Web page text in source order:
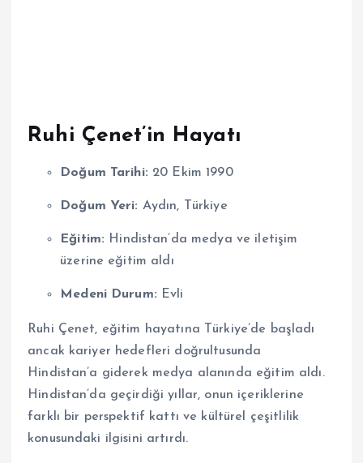
Ruhi Çenet’in Hayatı
Doğum Tarihi: 20 Ekim 1990
Doğum Yeri: Aydın, Türkiye
Eğitim: Hindistan’da medya ve iletişim
üzerine eğitim aldı
Medeni Durum: Evli
Ruhi Çenet, eğitim hayatına Türkiye’de başladı
ancak kariyer hedefleri doğrultusunda
Hindistan’a giderek medya alanında eğitim aldı.
Hindistan’da geçirdiği yıllar, onun içeriklerine
farklı bir perspektif kattı ve kültürel çeşitlilik
konusundaki ilgisini artırdı.